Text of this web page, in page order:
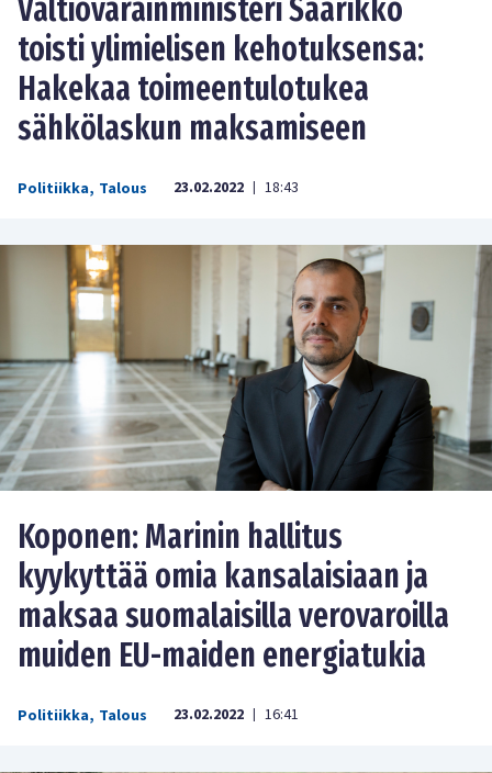
Valtiovarainministeri Saarikko
toisti ylimielisen kehotuksensa:
Hakekaa toimeentulotukea
sähkölaskun maksamiseen
Politiikka, Talous 23.02.2022 | 18:43
Koponen: Marinin hallitus
kyykyttää omia kansalaisiaan ja
maksaa suomalaisilla verovaroilla
muiden EU-maiden energiatukia
Politiikka, Talous 23.02.2022 | 16:41